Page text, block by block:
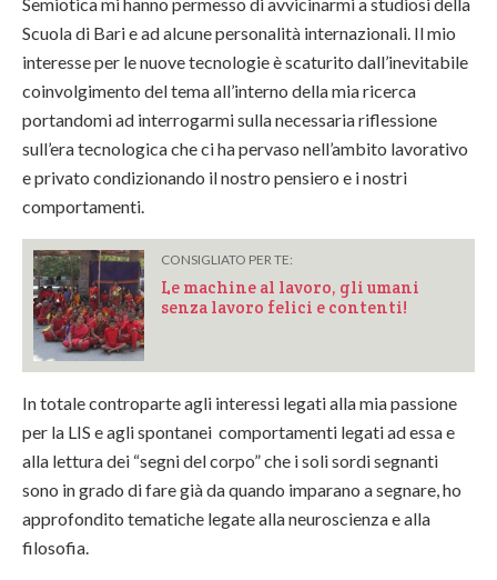
Scuola di Bari e ad alcune personalità internazionali. Il mio
interesse per le nuove tecnologie è scaturito dall’inevitabile
coinvolgimento del tema all’interno della mia ricerca
portandomi ad interrogarmi sulla necessaria riflessione
sull’era tecnologica che ci ha pervaso nell’ambito lavorativo
e privato condizionando il nostro pensiero e i nostri
comportamenti.
CONSIGLIATO PER TE:
Le machine al lavoro, gli umani
senza lavoro felici e contenti!
In totale controparte agli interessi legati alla mia passione
per la LIS e agli spontanei comportamenti legati ad essa e
alla lettura dei “segni del corpo” che i soli sordi segnanti
sono in grado di fare già da quando imparano a segnare, ho
approfondito tematiche legate alla neuroscienza e alla
filosofia.